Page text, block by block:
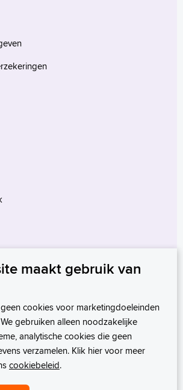
onderzoek
maakt gebruik van
cookies voor marketingdoeleinden
gebruiken alleen noodzakelijke
analytische cookies die geen
verzamelen. Klik hier voor meer
cookiebeleid.